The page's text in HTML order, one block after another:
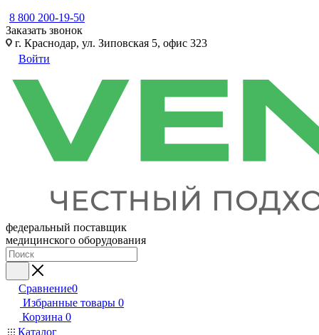
8 800 200-19-50
Заказать звонок
г. Краснодар, ул. Зиповская 5, офис 323
Войти
федеральный поставщик
медицинского оборудования
Сравнение0
Избранные товары 0
Корзина 0
Каталог